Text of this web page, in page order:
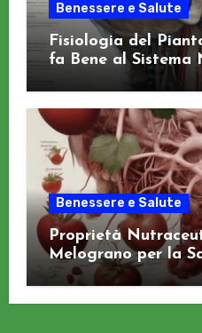
Benessere e Salute
Fisiologia del
fa Bene al Sistema
Benessere e Salute
Proprietà
Melograno per la